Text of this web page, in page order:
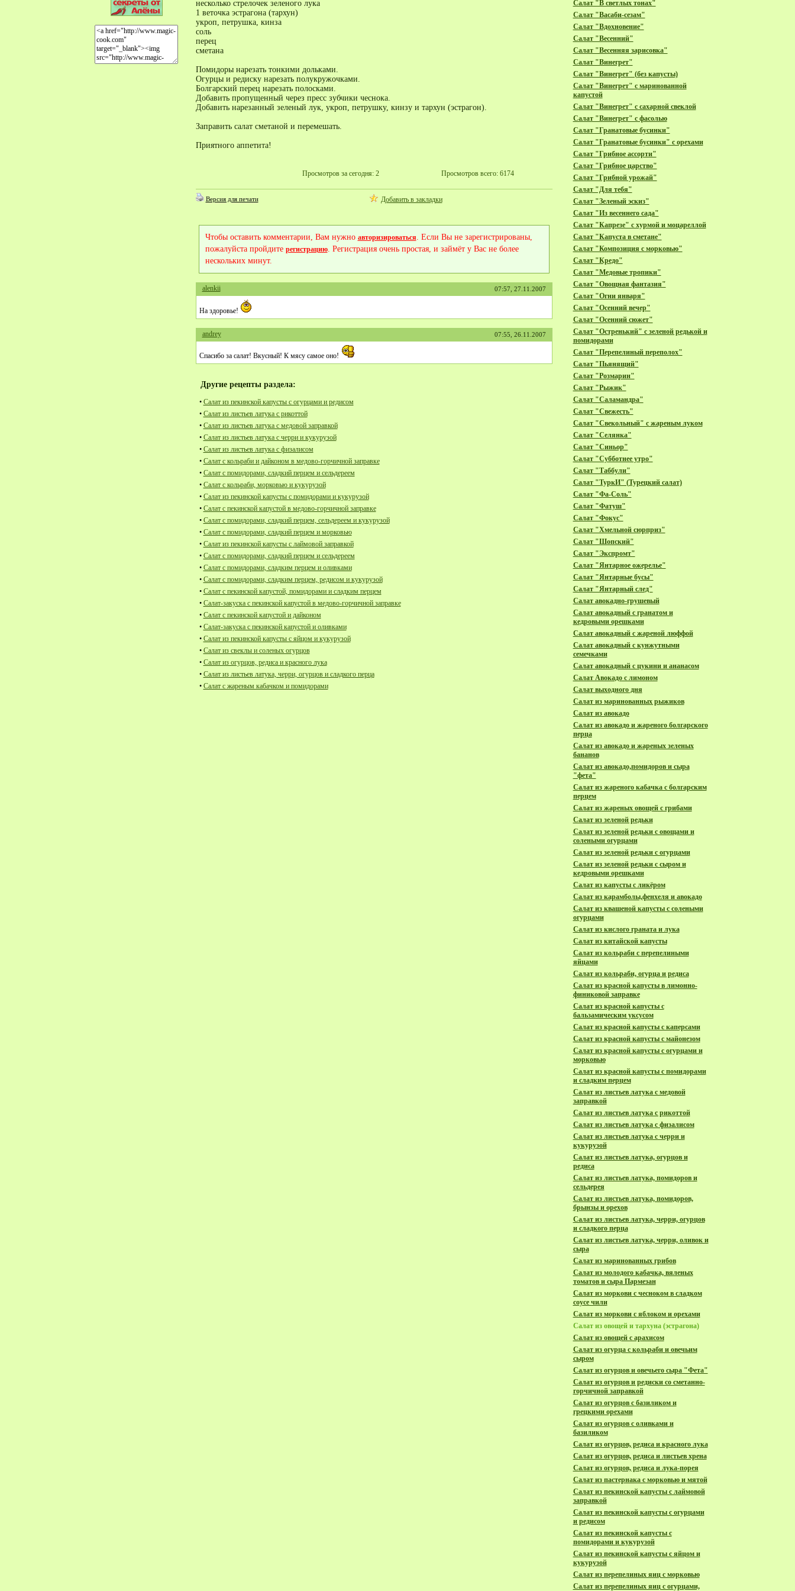
несколько стрелочек зеленого лука
1 веточка эстрагона (тархун)
укроп, петрушка, кинза
соль
перец
сметана
Помидоры нарезать тонкими дольками.
Огурцы и редиску нарезать полукружочками.
Болгарский перец нарезать полосками.
Добавить пропущенный через пресс зубчики чеснока.
Добавить нарезанный зеленый лук, укроп, петрушку, кинзу и тархун (эстрагон).
Заправить салат сметаной и перемешать.
Приятного аппетита!
Просмотров за сегодня: 2 Просмотров всего: 6174
Версия для печати Добавить в закладки
Чтобы оставить комментарии, Вам нужно авторизироваться. Если Вы не зарегистрированы,
пожалуйста пройдите регистрацию. Регистрация очень простая, и займёт у Вас не более
нескольких минут.
alenkii 07:57, 27.11.2007
На здоровье!
andrey 07:55, 26.11.2007
Спасибо за салат! Вкусный! К мясу самое оно!
Другие рецепты раздела:
• Салат из пекинской капусты с огурцами и редисом
• Салат из листьев латука с рикоттой
• Салат из листьев латука с медовой заправкой
• Салат из листьев латука с черри и кукурузой
• Салат из листьев латука с физалисом
• Салат с кольраби и дайконом в медово-горчичной заправке
• Салат с помидорами, сладкий перцем и сельдереем
• Салат с кольраби, морковью и кукурузой
• Салат из пекинской капусты с помидорами и кукурузой
• Салат с пекинской капустой в медово-горчичной заправке
• Салат с помидорами, сладкий перцем, сельдереем и кукурузой
• Салат с помидорами, сладкий перцем и морковью
• Салат из пекинской капусты с лаймовой заправкой
• Салат с помидорами, сладкий перцем и сельдереем
• Салат с помидорами, сладким перцем и оливками
• Салат с помидорами, сладким перцем, редисом и кукурузой
• Салат с пекинской капустой, помидорами и сладким перцем
• Салат-закуска с пекинской капустой в медово-горчичной заправке
• Салат с пекинской капустой и дайконом
• Салат-закуска с пекинской капустой и оливками
• Салат из пекинской капусты с яйцом и кукурузой
• Салат из свеклы и соленых огурцов
• Салат из огурцов, редиса и красного лука
• Салат из листьев латука, черри, огурцов и сладкого перца
• Салат с жареным кабачком и помидорами
Салат "В светлых тонах"
Салат "Васаби-сезам"
Салат "Вдохновение"
Салат "Весенний"
Салат "Весенняя зарисовка"
Салат "Винегрет"
Салат "Винегрет" (без капусты)
Салат "Винегрет" с маринованной
капустой
Салат "Винегрет" с сахарной свеклой
Салат "Винегрет" с фасолью
Салат "Гранатовые бусинки"
Салат "Гранатовые бусинки" с орехами
Салат "Грибное ассорти"
Салат "Грибное царство"
Салат "Грибной урожай"
Салат "Для тебя"
Салат "Зеленый эскиз"
Салат "Из весеннего сада"
Салат "Капрезе" с хурмой и моцареллой
Салат "Капуста в сметане"
Салат "Композиция с морковью"
Салат "Кредо"
Салат "Медовые тропики"
Салат "Овощная фантазия"
Салат "Огни января"
Салат "Осенний вечер"
Салат "Осенний сюжет"
Салат "Остренький" с зеленой редькой и
помидорами
Салат "Перепелиный переполох"
Салат "Пьянящий"
Салат "Розмарин"
Салат "Рыжик"
Салат "Саламандра"
Салат "Свежесть"
Салат "Свекольный" с жареным луком
Салат "Селянка"
Салат "Синьор"
Салат "Субботнее утро"
Салат "Таббули"
Салат "ТуркИ" (Турецкий салат)
Салат "Фа-Соль"
Салат "Фатуш"
Салат "Фокус"
Салат "Хмельной сюрприз"
Салат "Шопский"
Салат "Экспромт"
Салат "Янтарное ожерелье"
Салат "Янтарные бусы"
Салат "Янтарный след"
Салат авокадно-грушевый
Салат авокадный с гранатом и
кедровыми орешками
Салат авокадный с жареной люффой
Салат авокадный с кунжутными
семечками
Салат авокадный с цукини и ананасом
Салат Авокадо с лимоном
Салат выходного дня
Салат из маринованных рыжиков
Салат из авокадо
Салат из авокадо и жареного болгарского
перца
Салат из авокадо и жареных зеленых
бананов
Салат из авокадо,помидоров и сыра
"фета"
Салат из жареного кабачка с болгарским
перцем
Салат из жареных овощей с грибами
Салат из зеленой редьки
Салат из зеленой редьки с овощами и
солеными огурцами
Салат из зеленой редьки с огурцами
Салат из зеленой редьки с сыром и
кедровыми орешками
Салат из капусты с ликёром
Салат из карамболы,фенхеля и авокадо
Салат из квашеной капусты с солеными
огурцами
Салат из кислого граната и лука
Салат из китайской капусты
Салат из кольраби с перепелиными
яйцами
Салат из кольраби, огурца и редиса
Салат из красной капусты в лимонно-
финиковой заправке
Салат из красной капусты с
бальзамическим уксусом
Салат из красной капусты с каперсами
Салат из красной капусты с майонезом
Салат из красной капусты с огурцами и
морковью
Салат из красной капусты с помидорами
и сладким перцем
Салат из листьев латука с медовой
заправкой
Салат из листьев латука с рикоттой
Салат из листьев латука с физалисом
Салат из листьев латука с черри и
кукурузой
Салат из листьев латука, огурцов и
редиса
Салат из листьев латука, помидоров и
сельдерея
Салат из листьев латука, помидоров,
брынзы и орехов
Салат из листьев латука, черри, огурцов
и сладкого перца
Салат из листьев латука, черри, оливок и
сыра
Салат из маринованных грибов
Салат из молодого кабачка, вяленых
томатов и сыра Пармезан
Салат из моркови с чесноком в сладком
соусе чили
Салат из моркови с яблоком и орехами
Салат из овощей и тархуна (эстрагона)
Салат из овощей с арахисом
Салат из огурца с кольраби и овечьим
сыром
Салат из огурцов и овечьего сыра "Фета"
Салат из огурцов и редиски со сметанно-
горчичной заправкой
Салат из огурцов с базиликом и
грецкими орехами
Салат из огурцов с оливками и
базиликом
Салат из огурцов, редиса и красного лука
Салат из огурцов, редиса и листьев хрена
Салат из огурцов, редиса и лука-порея
Салат из пастернака с морковью и мятой
Салат из пекинской капусты с лаймовой
заправкой
Салат из пекинской капусты с огурцами
и редисом
Салат из пекинской капусты с
помидорами и кукурузой
Салат из пекинской капусты с яйцом и
кукурузой
Салат из перепелиных яиц с морковью
Салат из перепелиных яиц с огурцами,